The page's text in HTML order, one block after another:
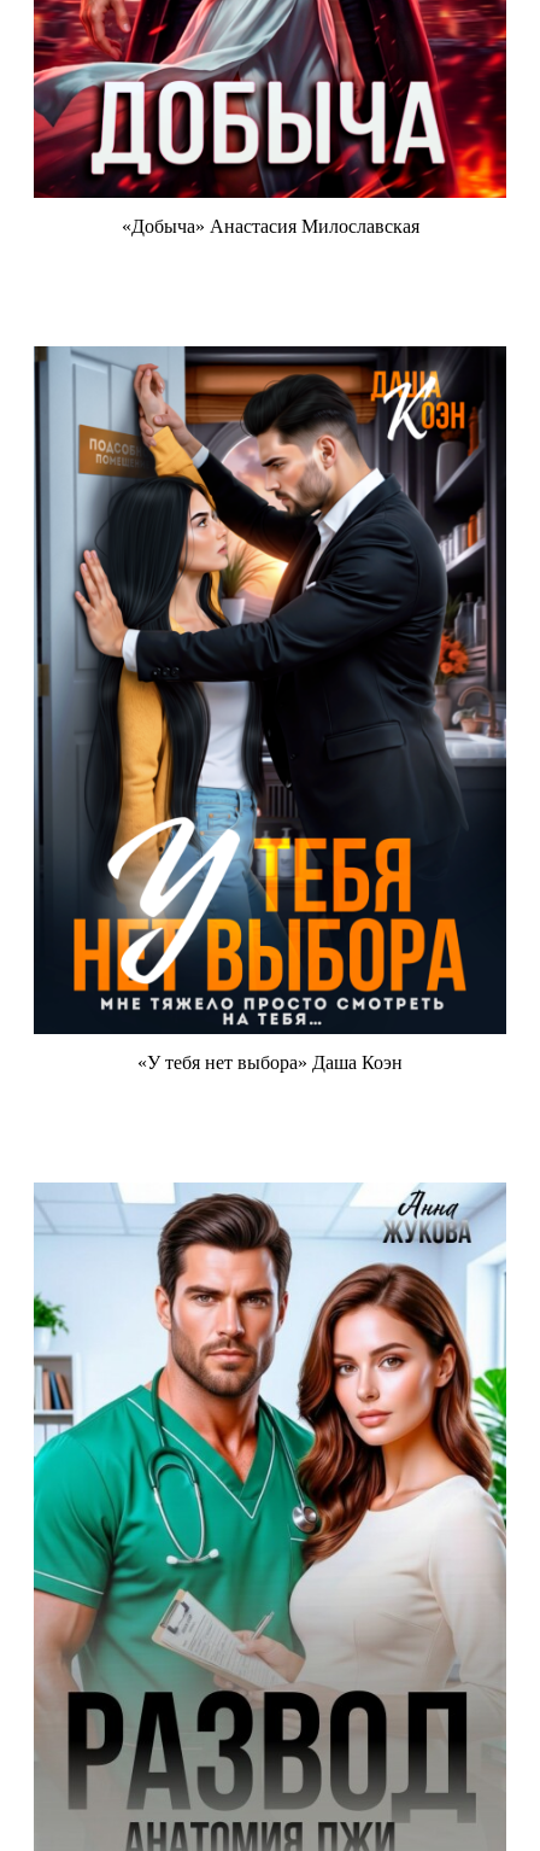
«Добыча» Анастасия Милославская
«У тебя нет выбора» Даша Коэн